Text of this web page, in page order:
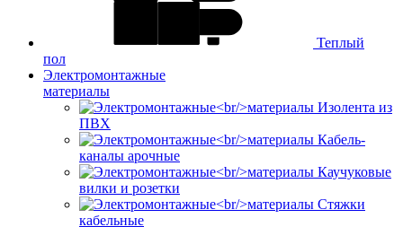
Теплый
пол
Электромонтажные
материалы
Изолента из
ПВХ
Кабель-
каналы арочные
Каучуковые
вилки и розетки
Стяжки
кабельные